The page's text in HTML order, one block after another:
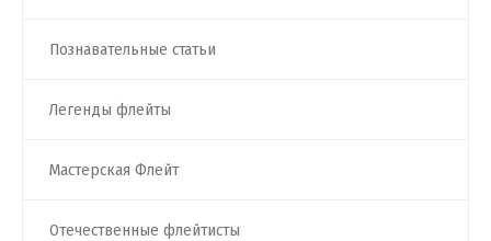
Познавательные статьи
Легенды флейты
Мастерская Флейт
Отечественные флейтисты